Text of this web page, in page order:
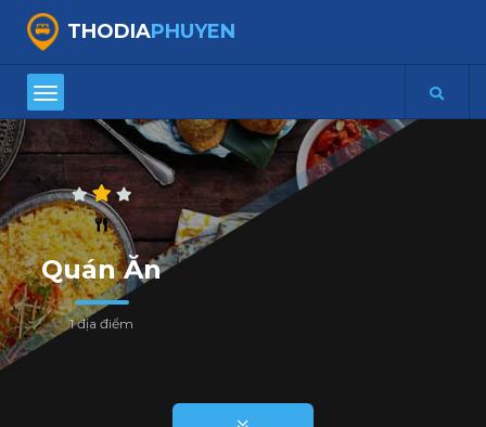
THODIAPHUYEN
Quán Ăn
1 địa điểm